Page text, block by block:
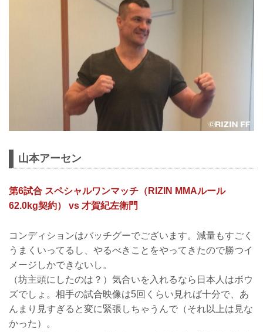
山本アーセン
第6試合 スペシャルワンマッチ（RIZIN MMAルール
62.0kg契約） vs 才賀紀左衛門
コンディションはバッチグーでございます。減量もすごく
うまくいってるし、やるべきことをやってきたので勝つイ
メージしかできないし。
（坊主頭にしたのは？）気合いを入れるなら日本人はボウ
ズでしょ。相手の試合映像は5回くらい見れば十分で、あ
んまり見すぎると変に緊張しちゃうんで（それ以上は見な
かった）。